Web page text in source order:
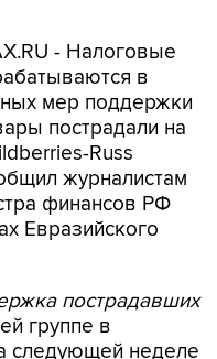
- Налоговые
в
мер поддержки
пострадали на
Russ
журналистам
финансов РФ
Евразийского
пострадавших
группе в
следующей неделе